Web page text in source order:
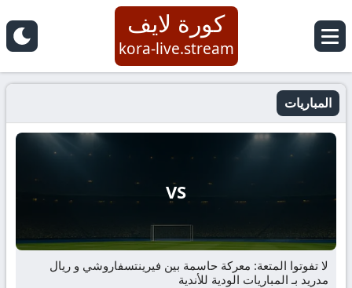
كورة لايف
kora-live.stream
المباريات
VS
لا تفوتوا المتعة: معركة حاسمة بين فيرينتسفاروشي و ريال
مدريد بـ المباريات الودية للأندية